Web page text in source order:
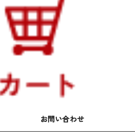
お問い合わせ